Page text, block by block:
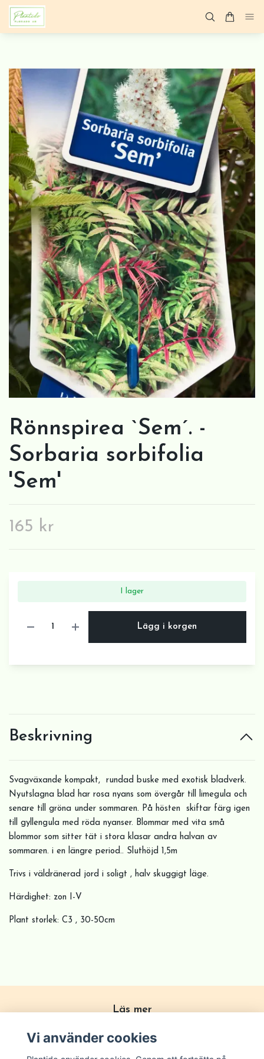
Rönnspirea `Sem´. -
Sorbaria sorbifolia
'Sem'
165 kr
I lager
Lägg i korgen
Beskrivning
Svagväxande kompakt, rundad buske med exotisk bladverk.
Nyutslagna blad har rosa nyans som övergår till limegula och
senare till gröna under sommaren. På hösten skiftar färg igen
till gyllengula med röda nyanser. Blommar med vita små
blommor som sitter tät i stora klasar andra halvan av
sommaren. i en längre period.. Sluthöjd 1,5m
Trivs i väldränerad jord i soligt , halv skuggigt läge.
Härdighet: zon I-V
Plant storlek: C3 , 30-50cm
Läs mer
Köpvillkor
Vi använder cookies